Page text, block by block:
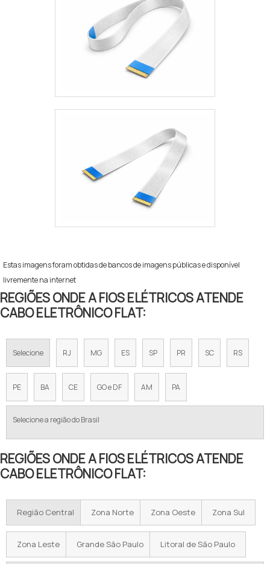
Estas imagens foram obtidas de bancos de imagens públicas e disponível
livremente na internet
REGIÕES ONDE A FIOS ELÉTRICOS ATENDE
CABO ELETRÔNICO FLAT:
Selecione RJ MG ES SP PR SC RS
PE BA CE GO e DF AM PA
Selecione a região do Brasil
REGIÕES ONDE A FIOS ELÉTRICOS ATENDE
CABO ELETRÔNICO FLAT:
Região Central Zona Norte Zona Oeste Zona Sul
Zona Leste Grande São Paulo Litoral de São Paulo